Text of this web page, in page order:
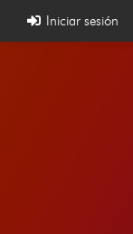
Iniciar sesión